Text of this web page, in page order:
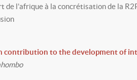
de l’afrique à la concrétisation de la
contribution to the development of